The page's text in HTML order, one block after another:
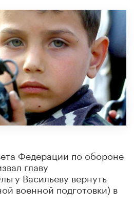
Федерации по обороне
главу
Васильеву вернуть
военной подготовки) в